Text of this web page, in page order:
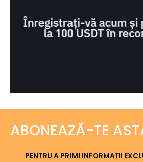
ABONEAZĂ-TE
PENTRU A PRIMI INFORMAȚII